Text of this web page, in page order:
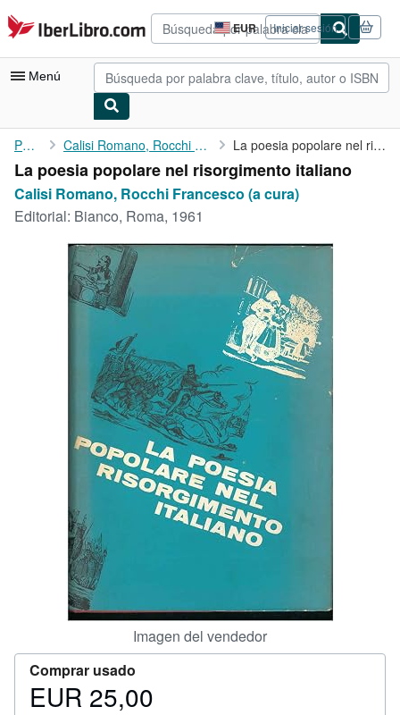
Pasar al contenido principal
IberLibro.com EUR
Preferencias
de
compra
del
Iniciar sesión
Menú
Mi cuenta
Consultar mis pedidos
Búsqueda avanzada
Libros antiguos
Arte y coleccionismo
Comenzar a vender
CERRAR
Portada Calisi Romano, Rocchi Francesco (a cura) La poesia popolare nel risorgimento italiano
La poesia popolare nel risorgimento italiano
Calisi Romano, Rocchi Francesco (a cura)
Editorial: Bianco, Roma, 1961
Imagen del vendedor
Comprar usado
Precio
EUR 25,00